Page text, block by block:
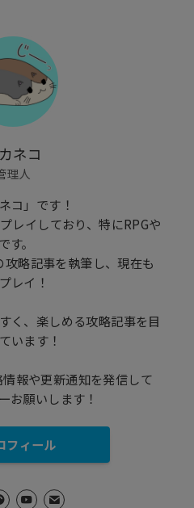
ネコ
理人
コ」です！
レイしており、特にRPGや
。
略記事を執筆し、現在も
レイ！
く、楽しめる攻略記事を目
います！
報や更新通知を発信して
お願いします！
フィール